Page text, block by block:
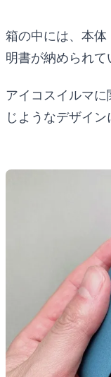
箱の中には、本
明書が納められて
アイコスイルマ
じようなデザイン